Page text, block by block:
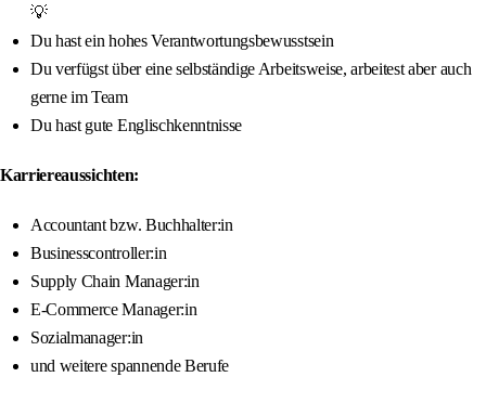
💡
Du hast ein hohes Verantwortungsbewusstsein
Du verfügst über eine selbständige Arbeitsweise, arbeitest aber auch
gerne im Team
Du hast gute Englischkenntnisse
Karriereaussichten:
Accountant bzw. Buchhalter:in
Businesscontroller:in
Supply Chain Manager:in
E-Commerce Manager:in
Sozialmanager:in
und weitere spannende Berufe